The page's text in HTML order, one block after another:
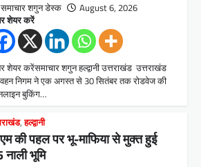
समाचार शगुन डेस्क August 6, 2026
शेयर करें
शेयर करेंसमाचार शगुन हल्द्वानी उत्तराखंड उत्तराखंड
निगम ने एक अगस्त से 30 सितंबर तक रोडवेज की
बुकिंग…
,हल्द्वानी
की पहल पर भू-माफिया से मुक्त हुई
नाली भूमि